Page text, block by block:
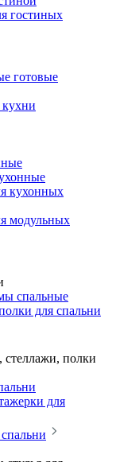
гостиных
готовые
кухонных
модульных
спальные
для спальни
полки
для